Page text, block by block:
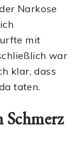
Narkose
mit
war
klar, dass
taten.